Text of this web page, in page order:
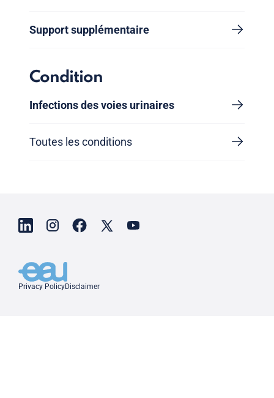
Support supplémentaire
Condition
Infections des voies urinaires
Toutes les conditions
Privacy PolicyDisclaimer